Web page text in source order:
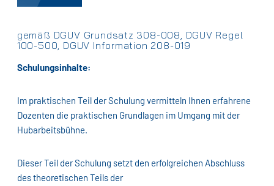
gemäß DGUV Grundsatz 308-008, DGUV Regel
100-500, DGUV Information 208-019
Schulungsinhalte:
Im praktischen Teil der Schulung vermitteln Ihnen erfahrene
Dozenten die praktischen Grundlagen im Umgang mit der
Hubarbeitsbühne.
Dieser Teil der Schulung setzt den erfolgreichen Abschluss
des theoretischen Teils der